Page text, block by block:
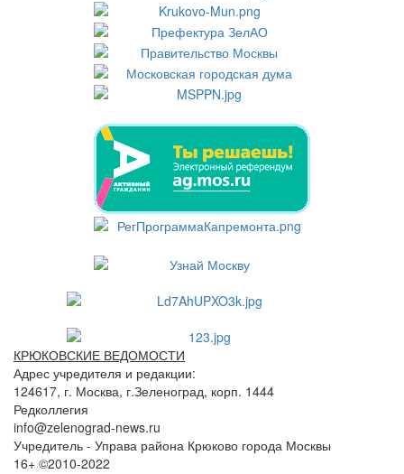
КРЮКОВСКИЕ ВЕДОМОСТИ
Адрес учредителя и редакции:
124617, г. Москва, г.Зеленоград, корп. 1444
Редколлегия
info@zelenograd-news.ru
Учредитель - Управа района Крюково города Москвы
16+ ©2010-2022